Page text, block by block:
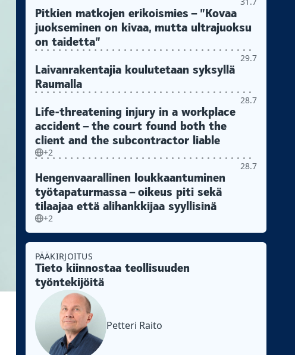
Pitkien matkojen erikoismies – ”Kovaa
juokseminen on kivaa, mutta ultrajuoksu
on taidetta”
29.7
Laivanrakentajia koulutetaan syksyllä
Raumalla
28.7
Life-threatening injury in a workplace
accident – the court found both the
client and the subcontractor liable
+2
28.7
Hengenvaarallinen loukkaantuminen
työtapaturmassa – oikeus piti sekä
tilaajaa että alihankkijaa syyllisinä
+2
PÄÄKIRJOITUS
Tieto kiinnostaa teollisuuden
työntekijöitä
Petteri Raito